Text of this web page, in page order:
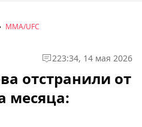
MMA/UFC
223:34, 14 мая 2026
отстранили от
месяца: